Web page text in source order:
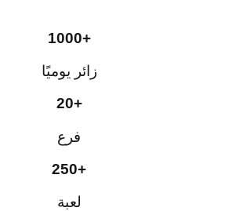
1000+
زائر يوميًا
20+
فرع
250+
لعبة